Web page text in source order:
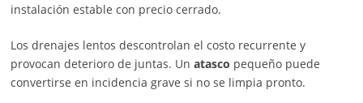
instalación estable con precio cerrado.
Los drenajes lentos descontrolan el costo recurrente y
provocan deterioro de juntas. Un atasco pequeño puede
convertirse en incidencia grave si no se limpia pronto.